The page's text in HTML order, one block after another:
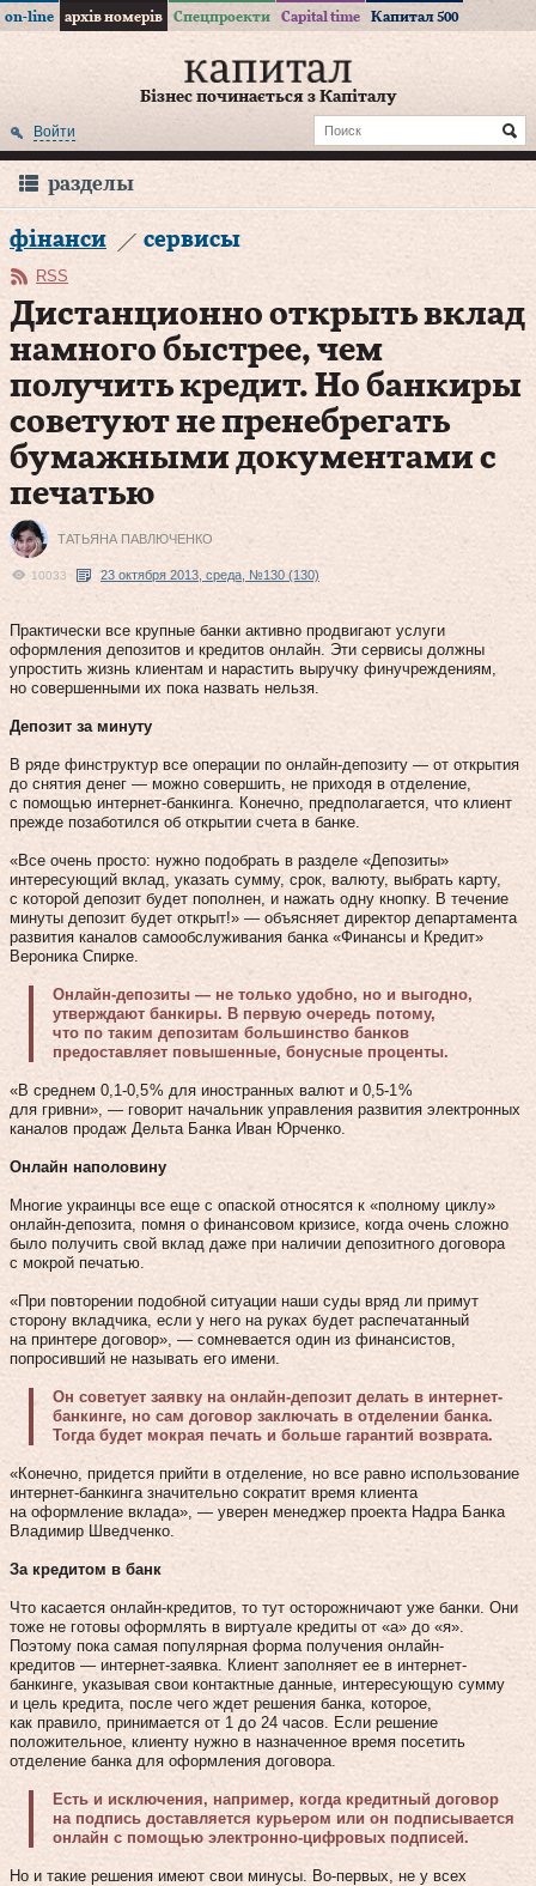
on-line архів номерів Спецпроекти Capital time Капитал 500
Бізнес починається з Капіталу
Войти
разделы
фінанси сервисы
RSS
Дистанционно открыть вклад
намного быстрее, чем
получить кредит. Но банкиры
советуют не пренебрегать
бумажными документами с
печатью
ТАТЬЯНА ПАВЛЮЧЕНКО
10033 23 октября 2013, среда, №130 (130)
Практически все крупные банки активно продвигают услуги
оформления депозитов и кредитов онлайн. Эти сервисы должны
упростить жизнь клиентам и нарастить выручку финучреждениям,
но совершенными их пока назвать нельзя.
Депозит за минуту
В ряде финструктур все операции по онлайн-депозиту — от открытия
до снятия денег — можно совершить, не приходя в отделение,
с помощью интернет-банкинга. Конечно, предполагается, что клиент
прежде позаботился об открытии счета в банке.
«Все очень просто: нужно подобрать в разделе «Депозиты»
интересующий вклад, указать сумму, срок, валюту, выбрать карту,
с которой депозит будет пополнен, и нажать одну кнопку. В течение
минуты депозит будет открыт!» — объясняет директор департамента
развития каналов самообслуживания банка «Финансы и Кредит»
Вероника Спирке.
Онлайн-депозиты — не только удобно, но и выгодно,
утверждают банкиры. В первую очередь потому,
что по таким депозитам большинство банков
предоставляет повышенные, бонусные проценты.
«В среднем 0,1‑0,5 % для иностранных валют и 0,5‑1 %
для гривни», — говорит начальник управления развития электронных
каналов продаж Дельта Банка Иван Юрченко.
Онлайн наполовину
Многие украинцы все еще с опаской относятся к «полному циклу»
онлайн-депозита, помня о финансовом кризисе, когда очень сложно
было получить свой вклад даже при наличии депозитного договора
с мокрой печатью.
«При повторении подобной ситуации наши суды вряд ли примут
сторону вкладчика, если у него на руках будет распечатанный
на принтере договор», — сомневается один из финансистов,
попросивший не называть его имени.
Он советует заявку на онлайн-депозит делать в интернет-
банкинге, но сам договор заключать в отделении банка.
Тогда будет мокрая печать и больше гарантий возврата.
«Конечно, придется прийти в отделение, но все равно использование
интернет-банкинга значительно сократит время клиента
на оформление вклада», — уверен менеджер проекта Надра Банка
Владимир Шведченко.
За кредитом в банк
Что касается онлайн-кредитов, то тут осторожничают уже банки. Они
тоже не готовы оформлять в виртуале кредиты от «а» до «я».
Поэтому пока самая популярная форма получения онлайн-
кредитов — интернет-заявка. Клиент заполняет ее в интернет-
банкинге, указывая свои контактные данные, интересующую сумму
и цель кредита, после чего ждет решения банка, которое,
как правило, принимается от 1 до 24 часов. Если решение
положительное, клиенту нужно в назначенное время посетить
отделение банка для оформления договора.
Есть и исключения, например, когда кредитный договор
на подпись доставляется курьером или он подписывается
онлайн с помощью электронно-цифровых подписей.
Но и такие решения имеют свои минусы. Во-первых, не у всех